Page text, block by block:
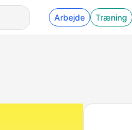
Arbejde Træning